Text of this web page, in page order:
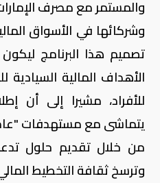
والمستمر مع مصرف
وشركائها في الأسواق
تصميم هذا البرنامج ليكون
الأهداف المالية السيادية
للأفراد، مشيرا إلى أن
من خلال تقديم حلول تدعم
وترسخ ثقافة التخطيط